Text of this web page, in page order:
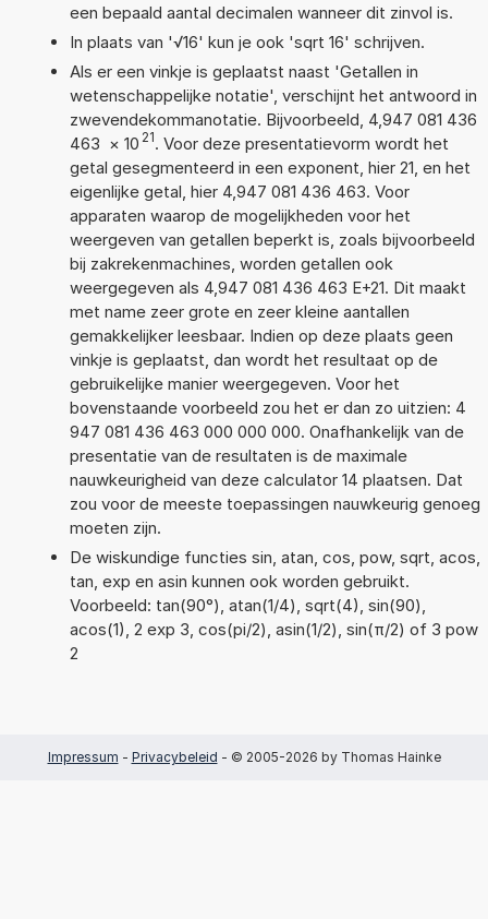
een bepaald aantal decimalen wanneer dit zinvol is.
In plaats van '√16' kun je ook 'sqrt 16' schrijven.
Als er een vinkje is geplaatst naast 'Getallen in
wetenschappelijke notatie', verschijnt het antwoord in
zwevendekommanotatie. Bijvoorbeeld, 4,947 081 436
463 × 10 21. Voor deze presentatievorm wordt het
getal gesegmenteerd in een exponent, hier 21, en het
eigenlijke getal, hier 4,947 081 436 463. Voor
apparaten waarop de mogelijkheden voor het
weergeven van getallen beperkt is, zoals bijvoorbeeld
bij zakrekenmachines, worden getallen ook
weergegeven als 4,947 081 436 463 E+21. Dit maakt
met name zeer grote en zeer kleine aantallen
gemakkelijker leesbaar. Indien op deze plaats geen
vinkje is geplaatst, dan wordt het resultaat op de
gebruikelijke manier weergegeven. Voor het
bovenstaande voorbeeld zou het er dan zo uitzien: 4
947 081 436 463 000 000 000. Onafhankelijk van de
presentatie van de resultaten is de maximale
nauwkeurigheid van deze calculator 14 plaatsen. Dat
zou voor de meeste toepassingen nauwkeurig genoeg
moeten zijn.
De wiskundige functies sin, atan, cos, pow, sqrt, acos,
tan, exp en asin kunnen ook worden gebruikt.
Voorbeeld: tan(90°), atan(1/4), sqrt(4), sin(90),
acos(1), 2 exp 3, cos(pi/2), asin(1/2), sin(π/2) of 3 pow
2
Impressum - Privacybeleid - © 2005-2026 by Thomas Hainke